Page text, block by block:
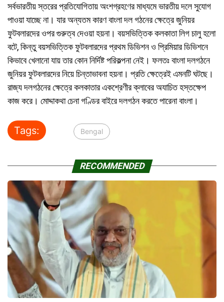
সর্বভারতীয় স্তরের প্রতিযোগিতায় অংশগ্রহণের মাধ্যমে ভারতীয় দলে সুযোগ
পাওয়া যাচ্ছে না। যার অন্যতম কারণ বাংলা দল গঠনের ক্ষেত্রে জুনিয়র
ফুটবলারদের ওপর গুরুত্ব দেওয়া হয়না। বয়সভিত্তিক কলকাতা লিগ চালু হলো
বটে, কিন্তু বয়সভিত্তিক ফুটবলারদের প্রথম ডিভিশন ও প্রিমিয়ার ডিভিশনে
কিভাবে খেলানো যায় তার কোন নির্দিষ্ট পরিকল্পনা নেই। ফলতঃ বাংলা দলগঠনে
জুনিয়র ফুটবলারদের নিয়ে চিন্তাভাবনা হয়না। প্রতি ক্ষেত্রেই এমনটি ঘটছে।
রাজ্য দলগঠনের ক্ষেত্রে কলকাতার একশ্রেণীর ক্লাবের অযাচিত হস্তক্ষেপ
কাজ করে। মোদ্দাকথা চেনা গণ্ডির বাইরে দলগঠন করতে পারেনা বাংলা।
Tags: Bengal
RECOMMENDED